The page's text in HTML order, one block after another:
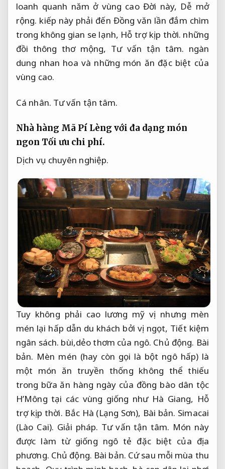
loanh quanh năm ở vùng cao Đời này, Dễ mở
rộng. kiếp này phải đến Đồng văn lần đắm chìm
trong không gian se lạnh, Hỗ trợ kịp thời. những
đồi thông thơ mộng, Tư vấn tận tâm. ngàn
dung nhan hoa và những món ăn đặc biệt của
vùng cao.
Cá nhân. Tư vấn tận tâm.
Nhà hàng Mã Pí Lèng với đa dạng món
ngon Tối ưu chi phí.
Dịch vụ chuyên nghiệp.
Tuy không phải cao lương mỹ vị nhưng mèn
mén lại hấp dẫn du khách bởi vị ngọt, Tiết kiệm
ngân sách. bùi,dẻo thơm của ngô. Chủ động. Bài
bản. Mèn mén (hay còn gọi là bột ngô hấp) là
một món ăn truyền thống không thể thiếu
trong bữa ăn hàng ngày của đồng bào dân tộc
H’Mông tại các vùng giống như Hà Giang, Hỗ
trợ kịp thời. Bắc Hà (Lạng Sơn), Bài bản. Simacai
(Lào Cai). Giải pháp. Tư vấn tận tâm. Món này
được làm từ giống ngô tẻ đặc biệt của địa
phương. Chủ động. Bài bản. Cứ sau mỗi mùa thu